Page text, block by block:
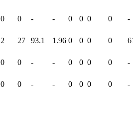
0 0 - - 0 0 0 0
-
2 27 93.1 1.96 0 0 0 0
0 0 - - 0 0 0 0
-
0 0 - - 0 0 0 0 -